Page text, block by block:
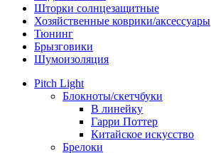
Шторки солнцезащитные
Хозяйственные коврики/аксессуары
Тюнинг
Брызговики
Шумоизоляция
Pitch Light
Блокноты/скетчбуки
В линейку
Гарри Поттер
Китайское искусство
Брелоки